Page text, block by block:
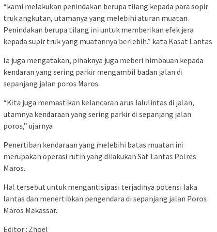
“kami melakukan penindakan berupa tilang kepada para sopir
truk angkutan, utamanya yang melebihi aturan muatan.
Penindakan berupa tilang ini untuk memberikan efek jera
kepada supir truk yang muatannya berlebih.” kata Kasat Lantas
Ia juga mengatakan, pihaknya juga meberi himbauan kepada
kendaran yang sering parkir mengambil badan jalan di
sepanjang jalan poros Maros.
“Kita juga memastikan kelancaran arus lalulintas di jalan,
utamnya kendaraan yang sering parkir di sepanjang jalan
poros,” ujarnya
Penertiban kendaraan yang melebihi batas muatan ini
merupakan operasi rutin yang dilakukan Sat Lantas Polres
Maros.
Hal tersebut untuk mengantisipasi terjadinya potensi laka
lantas dan menertibkan pengendara di sepanjang jalan Poros
Maros Makassar.
Editor : Zhoel